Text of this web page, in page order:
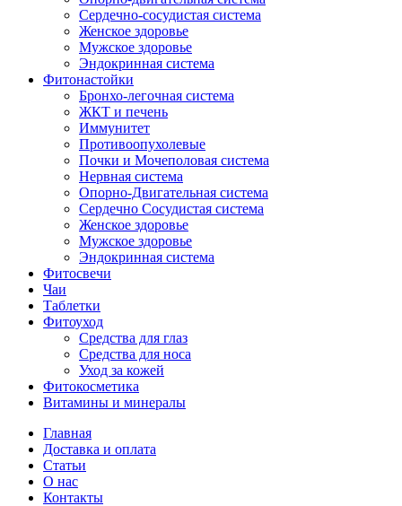
Сердечно-сосудистая система
Женское здоровье
Мужское здоровье
Эндокринная система
Фитонастойки
Бронхо-легочная система
ЖКТ и печень
Иммунитет
Противоопухолевые
Почки и Мочеполовая система
Нервная система
Опорно-Двигательная система
Сердечно Сосудистая система
Женское здоровье
Мужское здоровье
Эндокринная система
Фитосвечи
Чаи
Таблетки
Фитоуход
Средства для глаз
Средства для носа
Уход за кожей
Фитокосметика
Витамины и минералы
Главная
Доставка и оплата
Статьи
О нас
Контакты